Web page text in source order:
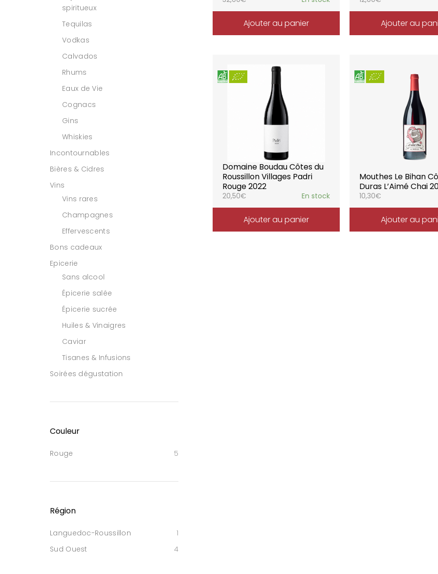
Ajouter au panier Ajouter au
Domaine Boudau Côtes du
Roussillon Villages Padri
Rouge 2022
20,50€ En stock
Ajouter au panier
Mouthes Le Bihan
Duras L’Aimé Chai
10,30€
Ajouter au
spiritueux
Tequilas
Vodkas
Calvados
Rhums
Eaux de Vie
Cognacs
Gins
Whiskies
Incontournables
Bières & Cidres
Vins
Vins rares
Champagnes
Effervescents
Bons cadeaux
Epicerie
Sans alcool
Épicerie salée
Épicerie sucrée
Huiles & Vinaigres
Caviar
Tisanes & Infusions
Soirées dégustation
Couleur
Rouge 5
Région
Languedoc-Roussillon
1
Sud Ouest
4